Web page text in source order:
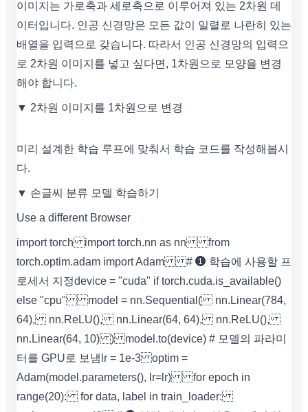
이미지는 가로축과 세로축으로 이루어져 있는 2차원 데
이터입니다. 인공 신경망은 모든 값이 일렬로 나란히 있는
배열을 입력으로 갖습니다. 따라서 인공 신경망의 입력으
로 2차원 이미지를 넣고 싶다면, 1차원으로 모양을 변경
해야 합니다.
▼ 2차원 이미지를 1차원으로 변경
미리 설계한 학습 루프에 맞춰서 학습 코드를 작성해봅시
다.
▼ 손글씨 분류 모델 학습하기
Use a different Browser
import torch import torch.nn as nn from
torch.optim.adam import Adam # ❶ 학습에 사용할 프
로세서 지정 device = "cuda" if torch.cuda.is_available()
else "cpu" model = nn.Sequential( nn.Linear(784,
64), nn.ReLU(), nn.Linear(64, 64), nn.ReLU(),
nn.Linear(64, 10) ) model.to(device) # 모델의 파라미
터를 GPU로 보냄 lr = 1e-3 optim =
Adam(model.parameters(), lr=lr) for epoch in
range(20): for data, label in train_loader: